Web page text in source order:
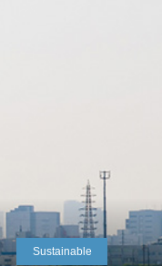
Sustainable